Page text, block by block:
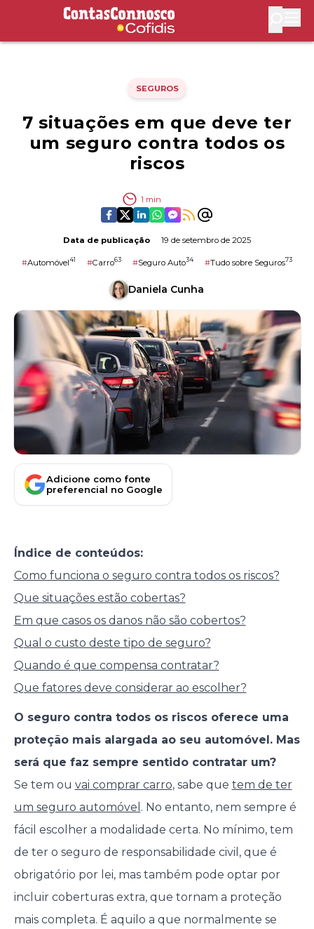
Contas Connosco by Cofidis
SEGUROS
7 situações em que deve ter
um seguro contra todos os
riscos
1 min
Data de publicação 19 de setembro de 2025
#Automóvel41 #Carro63 #Seguro Auto34 #Tudo sobre Seguros73
Daniela Cunha
Adicione como fonte
preferencial no Google
Índice de conteúdos:
Como funciona o seguro contra todos os riscos?
Que situações estão cobertas?
Em que casos os danos não são cobertos?
Qual o custo deste tipo de seguro?
Quando é que compensa contratar?
Que fatores deve considerar ao escolher?
O seguro contra todos os riscos oferece uma
proteção mais alargada ao seu automóvel. Mas
será que faz sempre sentido contratar um?
Se tem ou vai comprar carro, sabe que tem de ter
um seguro automóvel . No entanto, nem sempre é
fácil escolher a modalidade certa. No mínimo, tem
de ter o seguro de responsabilidade civil, que é
obrigatório por lei, mas também pode optar por
incluir coberturas extra, que tornam a proteção
mais completa. É aquilo a que normalmente se